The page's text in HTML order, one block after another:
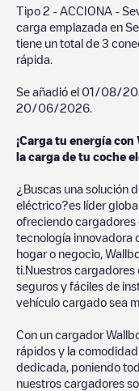
Tipo 2 - ACCIONA -
carga emplazada en
tiene un total de 3
rápida.
Se añadió el 01/08/
20/06/2026
¡Carga tu energía
la carga de tu coche
¿Buscas una solución
eléctrico?es líder
ofreciendo cargadores
tecnología innovadora
hogar o negocio,
ti.Nuestros cargadores
seguros y fáciles de
vehículo cargado sea
Con un cargador
rápidos y la
dedicada, poniendo
nuestros cargadores